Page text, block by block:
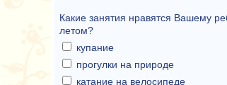
Какие занятия нравятся Вашему
летом?
купание
прогулки на природе
катание на велосипеде